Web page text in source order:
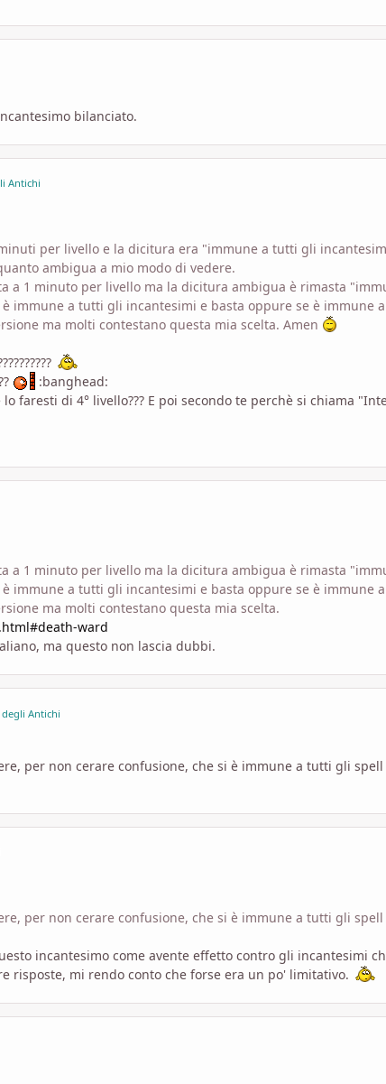
bilanciato.
Antichi
per livello e la dicitura era "immune a tutti gli
ambigua a mio modo di vedere.
a 1 minuto per livello ma la dicitura ambigua è rimasta
è immune a tutti gli incantesimi e basta oppure se è immune
ma molti contestano questa mia scelta. Amen
:banghead:
faresti di 4° livello??? E poi secondo te perchè si chiama
a 1 minuto per livello ma la dicitura ambigua è rimasta
è immune a tutti gli incantesimi e basta oppure se è immune
ma molti contestano questa mia scelta.
ward
ma questo non lascia dubbi.
Antichi
per non cerare confusione, che si è immune a tutti gli
per non cerare confusione, che si è immune a tutti gli
incantesimo come avente effetto contro gli incantesimi
risposte, mi rendo conto che forse era un po' limitativo.